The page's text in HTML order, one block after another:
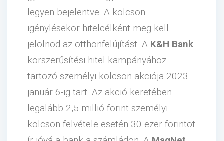
legyen bejelentve. A kölcsön
igénylésekor hitelcélként meg kell
jelölnöd az otthonfelújítást. A K&H Bank
korszerűsítési hitel kampányához
tartozó személyi kölcsön akciója 2023.
január 6-ig tart. Az akció keretében
legalább 2,5 millió forint személyi
kölcsön felvétele esetén 30 ezer forintot